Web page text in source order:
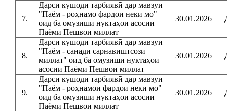
7.
Дарси кушоди тарбиявӣ дар мавзӯи
"Паём - роҳнамо фардои неки мо"
оид ба омӯзиши нуктаҳои асосии
Паёми Пешвои миллат
30.01.2026
8.
Дарси кушоди тарбиявӣ дар мавзӯи
"Паём - санади сарнавиштсози
миллат" оид ба омӯзиши нуктаҳои
асосии Паёми Пешвои миллат
30.01.2026
9.
Дарси кушоди тарбиявӣ дар мавзӯи
"Паём - роҳнамои фардои неки мо"
оид ба омӯзиши нуктаҳои асосии
Паёми Пешвои миллат
30.01.2026